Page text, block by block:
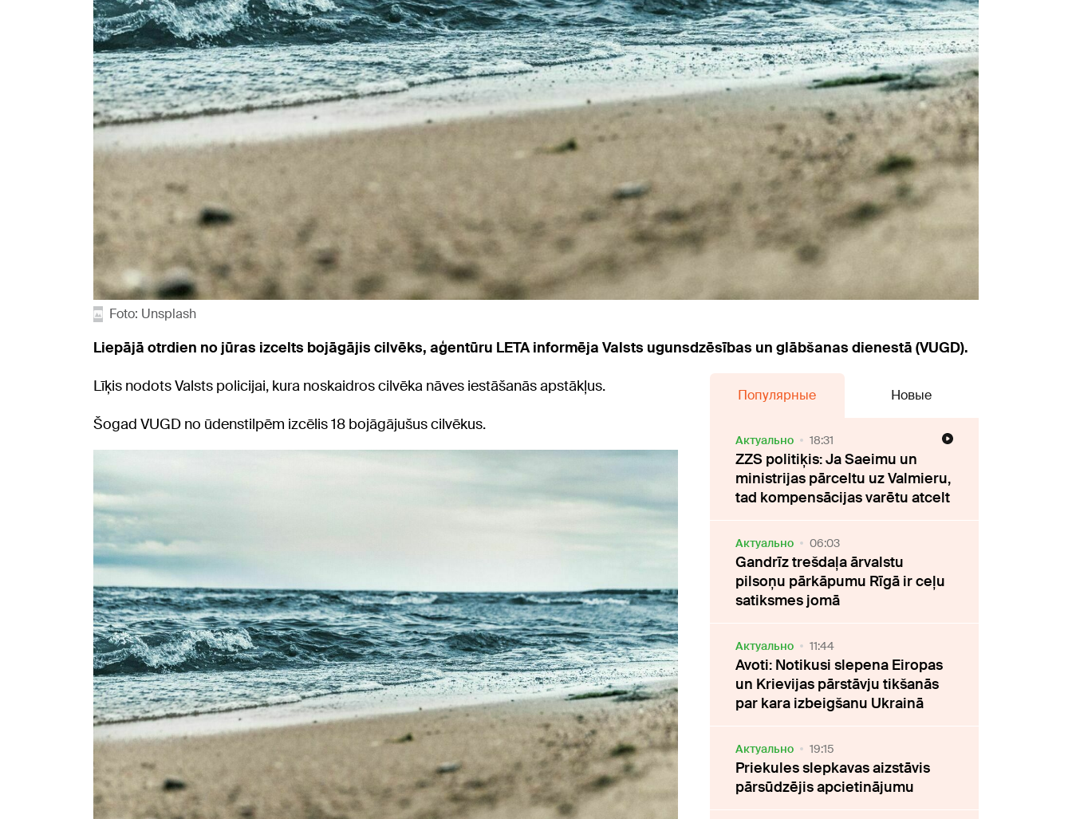
Foto: Unsplash
Liepājā otrdien no jūras izcelts bojāgājis cilvēks, aģentūru LETA informēja Valsts ugunsdzēsības un glābšanas dienestā (VUGD).
Līķis nodots Valsts policijai, kura noskaidros cilvēka nāves iestāšanās apstākļus.
Šogad VUGD no ūdenstilpēm izcēlis 18 bojāgājušus cilvēkus.
Популярные Новые
Актуально 18:31
ZZS politiķis: Ja Saeimu un
ministrijas pārceltu uz Valmieru,
tad kompensācijas varētu atcelt
Актуально 06:03
Gandrīz trešdaļa ārvalstu
pilsoņu pārkāpumu Rīgā ir ceļu
satiksmes jomā
Актуально 11:44
Avoti: Notikusi slepena Eiropas
un Krievijas pārstāvju tikšanās
par kara izbeigšanu Ukrainā
Актуально 19:15
Priekules slepkavas aizstāvis
pārsūdzējis apcietinājumu